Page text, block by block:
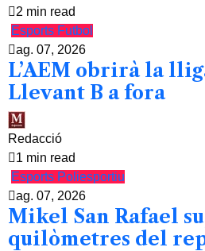
2 min read
Esports Futbol
ag. 07, 2026
L’AEM obrirà la
Llevant B a fora
Redacció
1 min read
Esports Poliesportiu
ag. 07, 2026
Mikel San Rafael
quilòmetres del